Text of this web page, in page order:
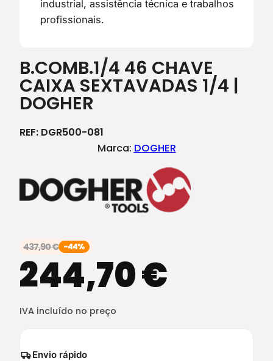
O
industrial, assistência técnica e trabalhos
profissionais.
B.COMB.1/4 46 CHAVE
CAIXA SEXTAVADAS 1/4 |
DOGHER
REF: DGR500-081
Marca: DOGHER
437,90€ -44%
244,70€
IVA incluído no preço
Envio rápido